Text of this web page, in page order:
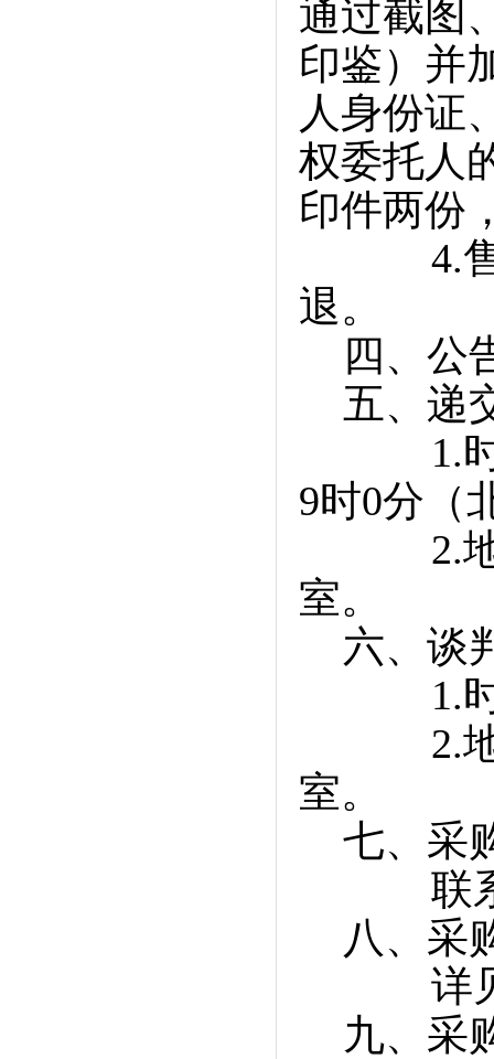
通过截图
印鉴）并
人身份证
权委托人
印件两份
4.售价
退。
四、公
五、递
1.时间
9时0分（
2.地点
室。
六、谈
1.时间
2.地点
室。
七、采
联系人
八、采
详见
九、采